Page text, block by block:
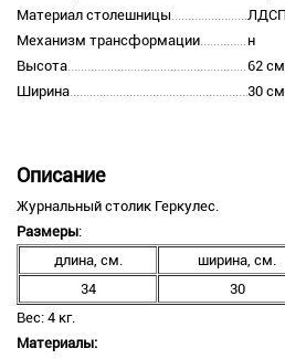
Материал столешницы
ЛДСП
Механизм трансформации
н
Высота
62 см
Ширина
30 см
Описание
Журнальный столик Геркулес.
Размеры:
длина, см.
ширина, см.
34
30
Вес: 4 кг.
Материалы: